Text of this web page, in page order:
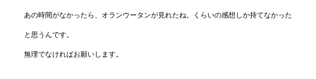
あの時間がなかったら、オランウータンが見れたね。くらいの感想しか持てなかった
と思うんです。
無理でなければお願いします。